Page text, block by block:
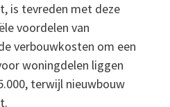
is tevreden met deze
voordelen van
verbouwkosten om een
woningdelen liggen
terwijl nieuwbouw